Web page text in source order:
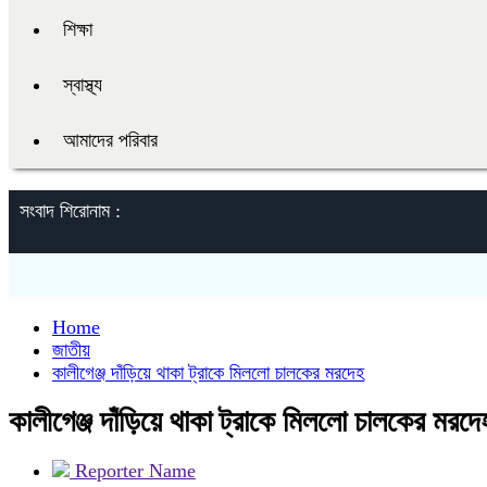
শিক্ষা
স্বাস্থ্য
আমাদের পরিবার
সংবাদ শিরোনাম :
Home
জাতীয়
কালীগেঞ্জ দাঁড়িয়ে থাকা ট্রাকে মিললো চালকের মরদেহ
কালীগেঞ্জ দাঁড়িয়ে থাকা ট্রাকে মিললো চালকের
Reporter Name